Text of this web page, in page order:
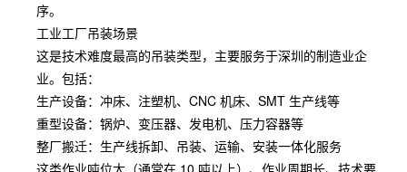
序。
工业工厂吊装场景
这是技术难度最高的吊装类型，主要服务于深圳的制造业企
业。包括：
生产设备：冲床、注塑机、CNC 机床、SMT 生产线等
重型设备：锅炉、变压器、发电机、压力容器等
整厂搬迁：生产线拆卸、吊装、运输、安装一体化服务
这类作业吨位大（通常在 10 吨以上）、作业周期长、技术要